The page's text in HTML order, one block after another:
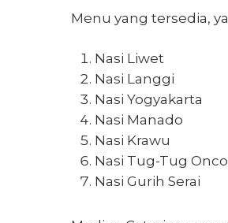
Menu yang tersedia,
Nasi Liwet
Nasi Langgi
Nasi Yogyakarta
Nasi Manado
Nasi Krawu
Nasi Tug-Tug
Nasi Gurih Serai